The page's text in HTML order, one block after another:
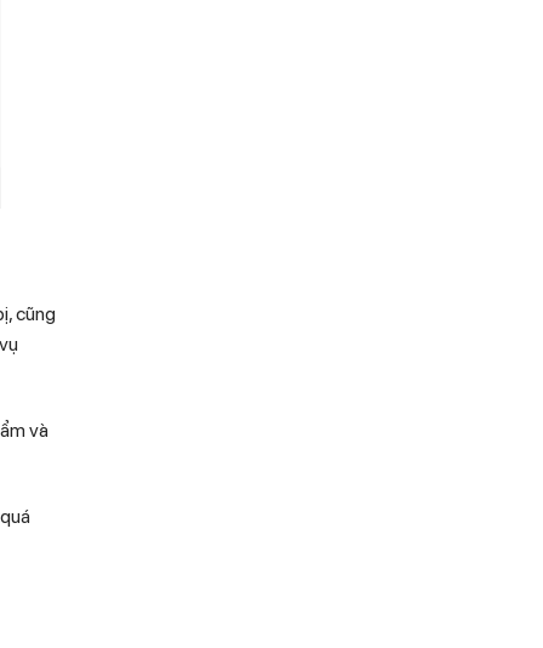
cũng
và